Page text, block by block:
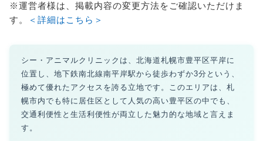
※運営者様は、掲載内容の変更方法をご確認いただけま
す。
＜詳細はこちら＞
シー・アニマルクリニックは、北海道札幌市豊平区平岸に
位置し、地下鉄南北線南平岸駅から徒歩わずか3分という、
極めて優れたアクセスを誇る立地です。このエリアは、札
幌市内でも特に居住区として人気の高い豊平区の中でも、
交通利便性と生活利便性が両立した魅力的な地域と言えま
す。